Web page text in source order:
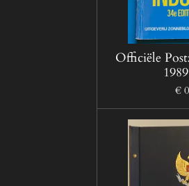
Officiële
€